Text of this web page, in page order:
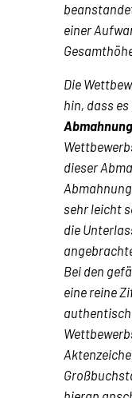
einer
Die
hin, dass
dieser
sehr leicht
die
Bei den
eine reine